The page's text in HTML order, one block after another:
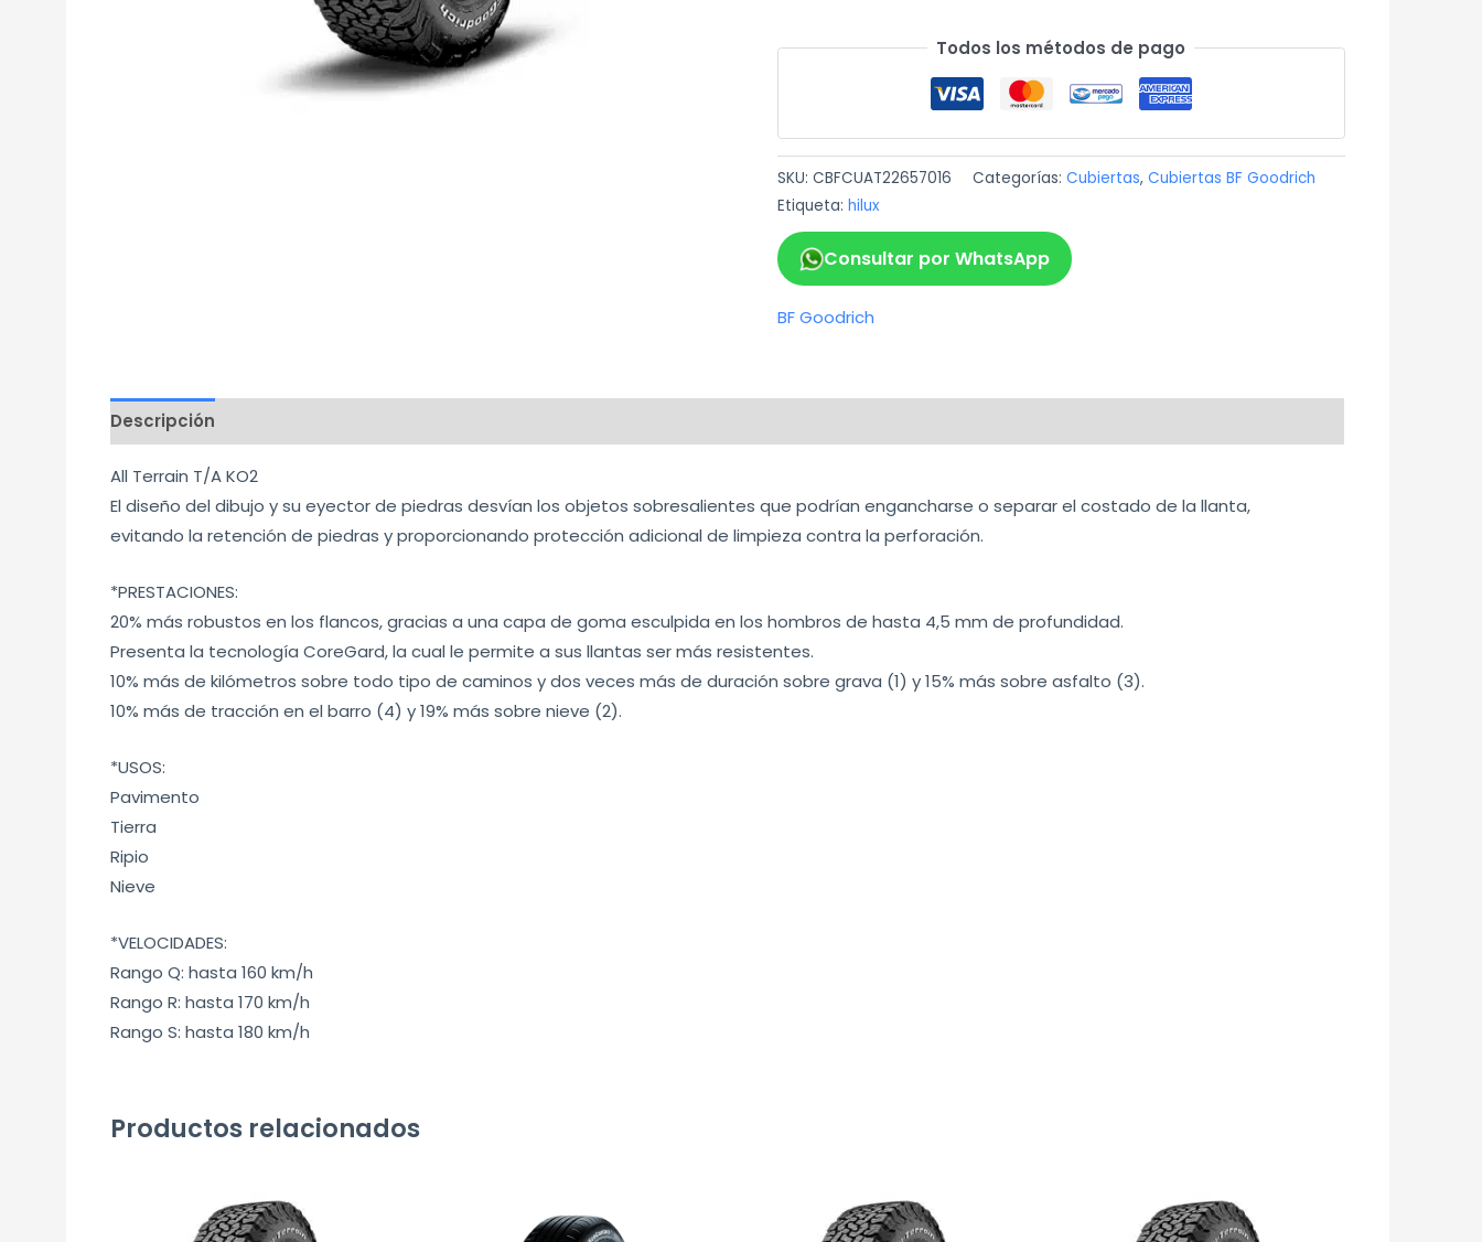
Todos los métodos de pago
SKU: CBFCUAT22657016 Categorías: Cubiertas, Cubiertas BF Goodrich
Etiqueta: hilux
Consultar por WhatsApp
BF Goodrich
Descripción
All Terrain T/A KO2
El diseño del dibujo y su eyector de piedras desvían los objetos sobresalientes que podrían engancharse o separar el costado de la llanta,
evitando la retención de piedras y proporcionando protección adicional de limpieza contra la perforación.
*PRESTACIONES:
20% más robustos en los flancos, gracias a una capa de goma esculpida en los hombros de hasta 4,5 mm de profundidad.
Presenta la tecnología CoreGard, la cual le permite a sus llantas ser más resistentes.
10% más de kilómetros sobre todo tipo de caminos y dos veces más de duración sobre grava (1) y 15% más sobre asfalto (3).
10% más de tracción en el barro (4) y 19% más sobre nieve (2).
*USOS:
Pavimento
Tierra
Ripio
Nieve
*VELOCIDADES:
Rango Q: hasta 160 km/h
Rango R: hasta 170 km/h
Rango S: hasta 180 km/h
Productos relacionados